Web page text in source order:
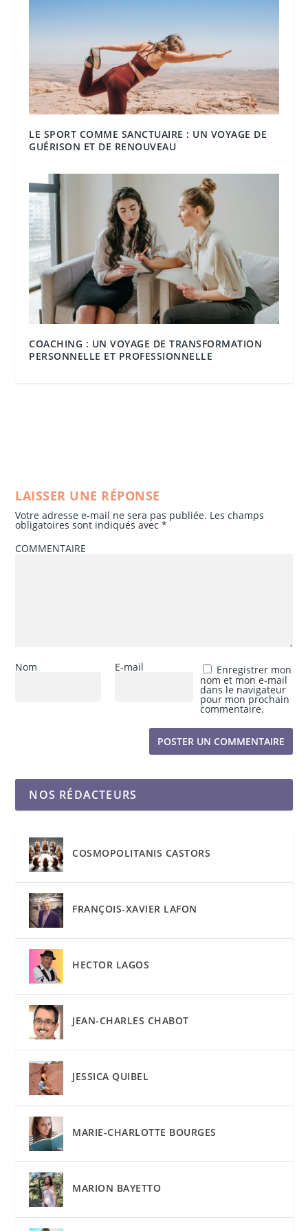
LE SPORT COMME SANCTUAIRE : UN VOYAGE DE
GUÉRISON ET DE RENOUVEAU
COACHING : UN VOYAGE DE TRANSFORMATION
PERSONNELLE ET PROFESSIONNELLE
LAISSER UNE RÉPONSE
Votre adresse e-mail ne sera pas publiée. Les champs
obligatoires sont indiqués avec*
COMMENTAIRE
Nom E-mail Enregistrer mon
nom et mon e-mail
dans le navigateur
pour mon prochain
commentaire.
NOS RÉDACTEURS
COSMOPOLITANIS CASTORS
FRANÇOIS-XAVIER LAFON
HECTOR LAGOS
JEAN-CHARLES CHABOT
JESSICA QUIBEL
MARIE-CHARLOTTE BOURGES
MARION BAYETTO